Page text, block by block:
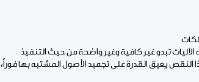
بيد أن هذه الآليات تبدو غير كافية وغير واضحة من حيث التنفيذ
النقص يعيق القدرة على تجميد الأصول المشتبه بها فوراً،